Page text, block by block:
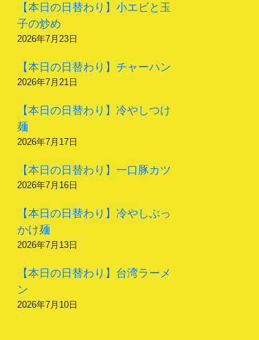
【本日の日替わり】小エビと玉
子の炒め
2026年7月23日
【本日の日替わり】チャーハン
2026年7月21日
【本日の日替わり】冷やしつけ
麺
2026年7月17日
【本日の日替わり】一口豚カツ
2026年7月16日
【本日の日替わり】冷やしぶっ
かけ麺
2026年7月13日
【本日の日替わり】台湾ラーメ
ン
2026年7月10日